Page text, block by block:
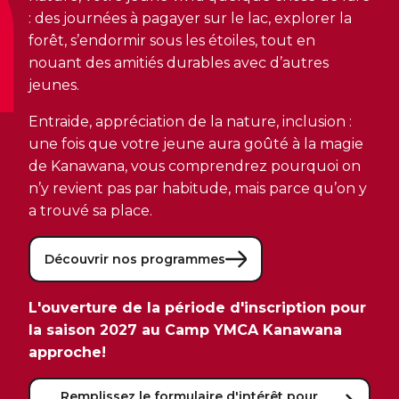
pour enfants
Inscriptions prioritaires : 17 août |
Inscriptions générales : 19 août
DEVENIR MEMBRE
Abonnement
ACTIVITÉS PHYSIQUES
Gym
Cours de groupe
Découvrir Kanawana
Installations
Notre équipe
Guide des parents
Expérience internationale
L'histoire de Kanawana
Ancien.ne.s de Kanawana
LES PROGRAMMES
Trouver un camp de vacances
Inscriptions prioritaires : 17 août |
Inscriptions générales : 19 août
INTERVENTION ET PRÉVENTION
Prévention des dépendances
PERSÉVÉRANCE SCOLAIRE
Passeport pour ma réussite
Soutien aux familles
Prévention du décrochage scolaire
CERTIFICATIONS PHYSIQUES
Entraînement privé
Entraînement de groupe
Entraînement pour aîné.e.s
Aquaforme
Formation continue
Voir tout
QUALIFICATIONS AQUATIQUES ET SECOURISME
Sauvetage
Secourisme et RCR
RÉINTÉGRATION COMMUNAUTAIRE
Réinsertion sociale
Aide à l'emploi
Travail alternatif journalier
Voir tout
Dans la rue
: des journées à pagayer sur le lac, explorer la
forêt, s’endormir sous les étoiles, tout en
nouant des amitiés durables avec d’autres
jeunes.
Entraide, appréciation de la nature, inclusion :
une fois que votre jeune aura goûté à la magie
de Kanawana, vous comprendrez pourquoi on
n’y revient pas par habitude, mais parce qu’on y
a trouvé sa place.
Découvrir nos programmes
L'ouverture de la période d'inscription pour
la saison 2027 au Camp YMCA Kanawana
approche!